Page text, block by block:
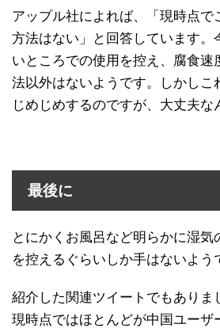
アップル社によれば、「現時点で
方法はない」と回答しています。
いところでの使用を控え、腐食速
法以外はないようです。しかしこ
じめじめするのですが、大丈夫な
最後に
とにかくお風呂など明らかに湿気
を控えるぐらいしか手はないよう
紹介した関連ツイートでもありま
現時点ではほとんどが中国ユーザ